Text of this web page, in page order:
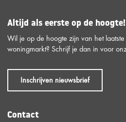
Altijd als eerste op de hoogte!
Wil je op de hoogte zijn van het
woningmarkt? Schrijf je dan in voor
Inschrijven nieuwsbrief
Contact